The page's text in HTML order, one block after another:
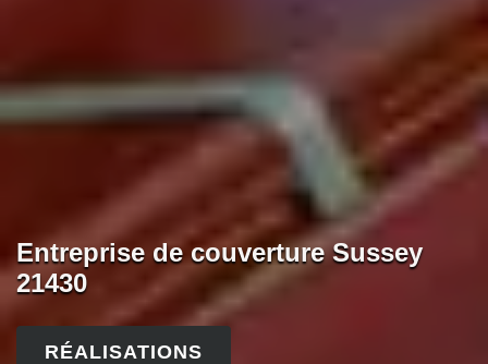
Entreprise de couverture Sussey
21430
RÉALISATIONS